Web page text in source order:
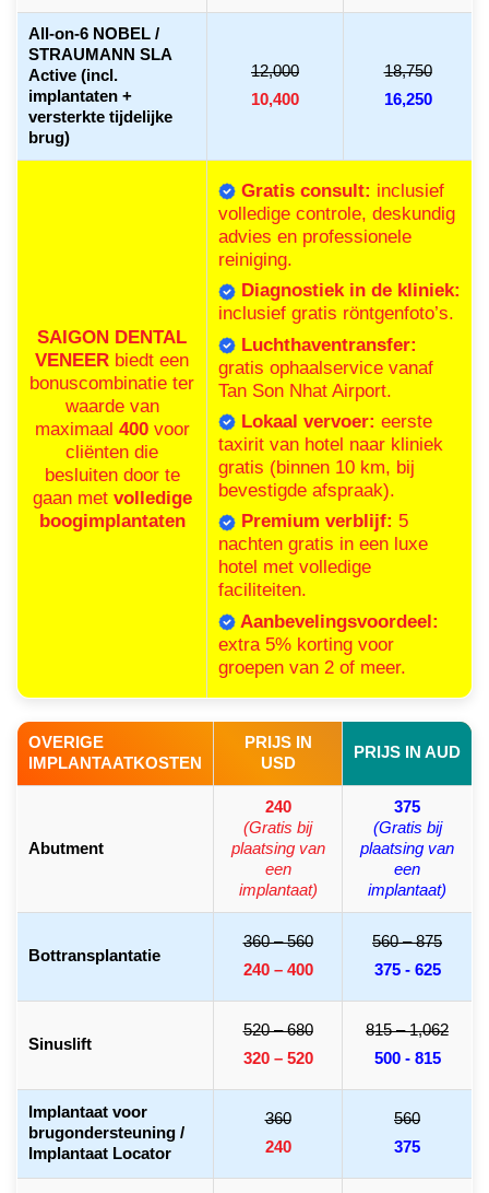
All-on-6 NOBEL /
STRAUMANN SLA
Active (incl.
implantaten +
versterkte tijdelijke
brug)
12,000
10,400
18,750
16,250
SAIGON DENTAL
VENEER biedt een
bonuscombinatie ter
waarde van
maximaal 400voor
cliënten die
besluiten door te
gaan met volledige
boogimplantaten
Gratis consult: inclusief
volledige controle, deskundig
advies en professionele
reiniging.
Diagnostiek in de kliniek:
inclusief gratis röntgenfoto’s.
Luchthaventransfer:
gratis ophaalservice vanaf
Tan Son Nhat Airport.
Lokaal vervoer: eerste
taxirit van hotel naar kliniek
gratis (binnen 10 km, bij
bevestigde afspraak).
Premium verblijf: 5
nachten gratis in een luxe
hotel met volledige
faciliteiten.
Aanbevelingsvoordeel:
extra 5% korting voor
groepen van 2 of meer.
OVERIGE
IMPLANTAATKOSTEN
PRIJS IN
USD
PRIJS IN AUD
Abutment
240
(Gratis bij
plaatsing van
een
implantaat)
375
(Gratis bij
plaatsing van
een
implantaat)
Bottransplantatie
360 – 560
240 – 400
560 – 875
375 - 625
Sinuslift
520 – 680
320 – 520
815 – 1,062
500 - 815
Implantaat voor
brugondersteuning /
Implantaat Locator
360
240
560
375